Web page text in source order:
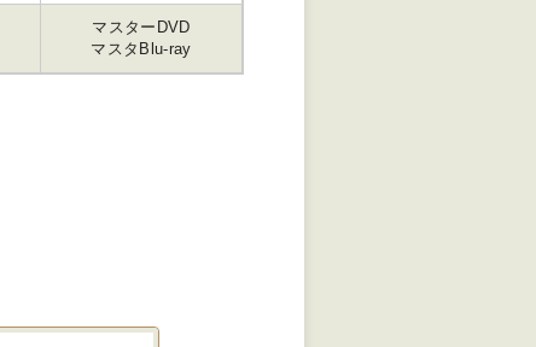
マスターDVD
マスタBlu-ray